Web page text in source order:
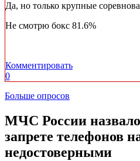
Да, но только крупные
Не смотрю бокс 81.6%
Комментировать
0
Больше опросов
МЧС России
запрете телефонов
недостоверными